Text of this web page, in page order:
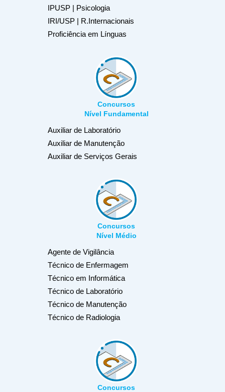
IPUSP | Psicologia
IRI/USP | R.Internacionais
Proficiência em Línguas
Concursos
Nível Fundamental
Auxiliar de Laboratório
Auxiliar de Manutenção
Auxiliar de Serviços Gerais
Concursos
Nível Médio
Agente de Vigilância
Técnico de Enfermagem
Técnico em Informática
Técnico de Laboratório
Técnico de Manutenção
Técnico de Radiologia
Concursos